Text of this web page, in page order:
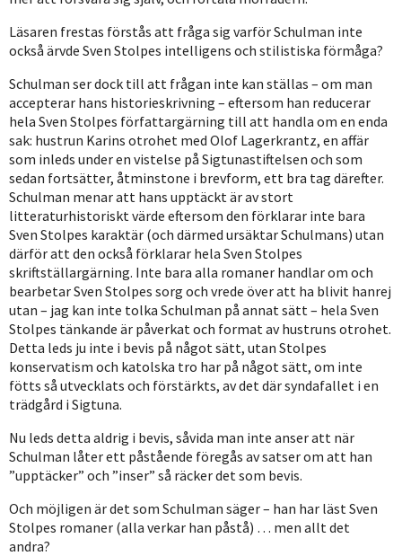
Läsaren frestas förstås att fråga sig varför Schulman inte
också ärvde Sven Stolpes intelligens och stilistiska förmåga?
Schulman ser dock till att frågan inte kan ställas – om man
accepterar hans historieskrivning – eftersom han reducerar
hela Sven Stolpes författargärning till att handla om en enda
sak: hustrun Karins otrohet med Olof Lagerkrantz, en affär
som inleds under en vistelse på Sigtunastiftelsen och som
sedan fortsätter, åtminstone i brevform, ett bra tag därefter.
Schulman menar att hans upptäckt är av stort
litteraturhistoriskt värde eftersom den förklarar inte bara
Sven Stolpes karaktär (och därmed ursäktar Schulmans) utan
därför att den också förklarar hela Sven Stolpes
skriftställargärning. Inte bara alla romaner handlar om och
bearbetar Sven Stolpes sorg och vrede över att ha blivit hanrej
utan – jag kan inte tolka Schulman på annat sätt – hela Sven
Stolpes tänkande är påverkat och format av hustruns otrohet.
Detta leds ju inte i bevis på något sätt, utan Stolpes
konservatism och katolska tro har på något sätt, om inte
fötts så utvecklats och förstärkts, av det där syndafallet i en
trädgård i Sigtuna.
Nu leds detta aldrig i bevis, såvida man inte anser att när
Schulman låter ett påstående föregås av satser om att han
”upptäcker” och ”inser” så räcker det som bevis.
Och möjligen är det som Schulman säger – han har läst Sven
Stolpes romaner (alla verkar han påstå) … men allt det
andra?